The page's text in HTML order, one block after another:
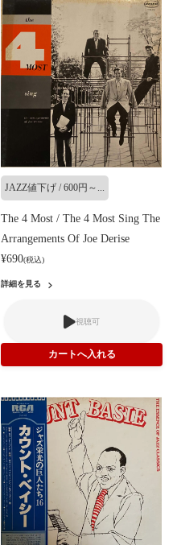
JAZZ値下げ / 600円～...
The 4 Most / The 4 Most Sing The
Arrangements Of Joe Derise
¥690(税込)
詳細を見る
視聴可